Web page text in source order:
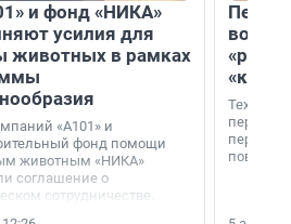
и фонд «НИКА»
усилия для
животных в рамках
«А101» и
фонд помощи
животным «НИКА»
соглашение о
сотрудничестве.